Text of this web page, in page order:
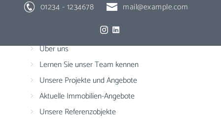
01234 - 1234678 mail@example.com
Über uns
Lernen Sie unser Team kennen
Unsere Projekte und Angebote
Aktuelle Immobilien-Angebote
Unsere Referenzobjekte